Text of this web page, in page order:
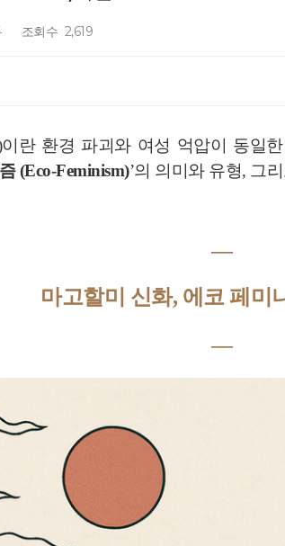
조회수 2,619
이란 환경 파괴와 여성 억압이 동일
(Eco-Feminism)’의 의미와 유형, 그
―
마고할미 신화, 에코 페미
―